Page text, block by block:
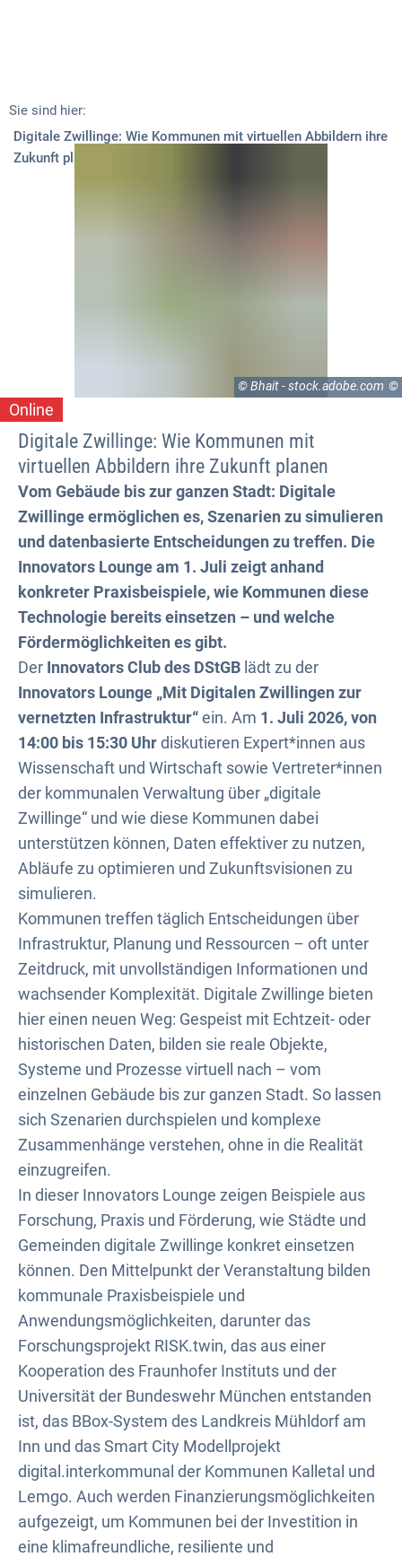
Sie sind hier:
Digitale Zwillinge: Wie Kommunen mit virtuellen Abbildern ihre
Zukunft planen
Digitale
Zwillinge:
Zukunft
planen
© Bhait - stock.adobe.com
Online
Kategorie: Online
Digitale Zwillinge: Wie Kommunen mit
virtuellen Abbildern ihre Zukunft planen
Vom Gebäude bis zur ganzen Stadt: Digitale
Zwillinge ermöglichen es, Szenarien zu simulieren
und datenbasierte Entscheidungen zu treffen. Die
Innovators Lounge am 1. Juli zeigt anhand
konkreter Praxisbeispiele, wie Kommunen diese
Technologie bereits einsetzen – und welche
Fördermöglichkeiten es gibt.
Der Innovators Club des DStGB lädt zu der
Innovators Lounge „Mit Digitalen Zwillingen zur
vernetzten Infrastruktur“ein. Am 1. Juli 2026, von
14:00 bis 15:30 Uhrdiskutieren Expert*innen aus
Wissenschaft und Wirtschaft sowie Vertreter*innen
der kommunalen Verwaltung über „digitale
Zwillinge“ und wie diese Kommunen dabei
unterstützen können, Daten effektiver zu nutzen,
Abläufe zu optimieren und Zukunftsvisionen zu
simulieren.
Kommunen treffen täglich Entscheidungen über
Infrastruktur, Planung und Ressourcen – oft unter
Zeitdruck, mit unvollständigen Informationen und
wachsender Komplexität. Digitale Zwillinge bieten
hier einen neuen Weg: Gespeist mit Echtzeit- oder
historischen Daten, bilden sie reale Objekte,
Systeme und Prozesse virtuell nach – vom
einzelnen Gebäude bis zur ganzen Stadt. So lassen
sich Szenarien durchspielen und komplexe
Zusammenhänge verstehen, ohne in die Realität
einzugreifen.
In dieser Innovators Lounge zeigen Beispiele aus
Forschung, Praxis und Förderung, wie Städte und
Gemeinden digitale Zwillinge konkret einsetzen
können. Den Mittelpunkt der Veranstaltung bilden
kommunale Praxisbeispiele und
Anwendungsmöglichkeiten, darunter das
Forschungsprojekt RISK.twin, das aus einer
Kooperation des Fraunhofer Instituts und der
Universität der Bundeswehr München entstanden
ist, das BBox-System des Landkreis Mühldorf am
Inn und das Smart City Modellprojekt
digital.interkommunal der Kommunen Kalletal und
Lemgo. Auch werden Finanzierungsmöglichkeiten
aufgezeigt, um Kommunen bei der Investition in
eine klimafreundliche, resiliente und